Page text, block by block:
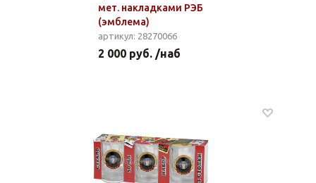
мет. накладками РЭБ
(эмблема)
артикул: 28270066
2 000 руб. /наб